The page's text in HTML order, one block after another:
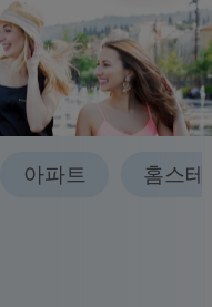
아파트 홈스